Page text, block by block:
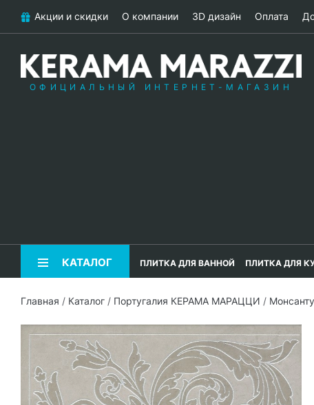
Акции и скидки О компании 3D дизайн Оплата
ОФИЦИАЛЬНЫЙ ИНТЕРНЕТ-МАГАЗИН
КАТАЛОГ ПЛИТКА ДЛЯ ВАННОЙ ПЛИТКА ДЛЯ
Главная / Каталог / Португалия КЕРАМА МАРАЦЦИ /